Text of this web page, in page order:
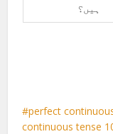
ہیں؟
perfect
continuous tense